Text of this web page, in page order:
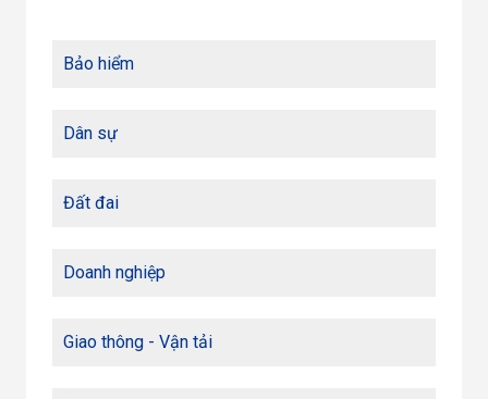
Bảo hiểm
Dân sự
Đất đai
Doanh nghiệp
Giao thông - Vận tải